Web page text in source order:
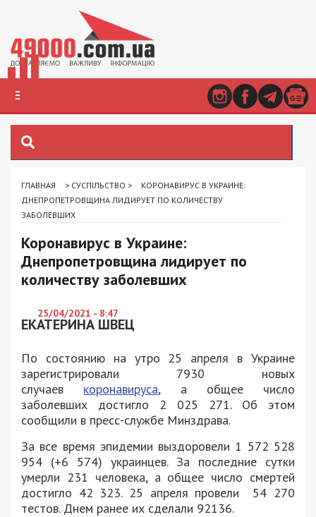
ГЛАВНАЯ > СУСПІЛЬСТВО >
КОРОНАВИРУС В УКРАИНЕ:
ДНЕПРОПЕТРОВЩИНА ЛИДИРУЕТ ПО КОЛИЧЕСТВУ
ЗАБОЛЕВШИХ
Коронавирус в Украине:
Днепропетровщина лидирует по
количеству заболевших
25/04/2021 - 8:47
ЕКАТЕРИНА ШВЕЦ
По состоянию на утро 25 апреля в Украине
зарегистрировали 7930 новых
случаев коронавируса, а общее число
заболевших достигло 2 025 271. Об этом
сообщили в пресс-службе Минздрава.
За все время эпидемии выздоровели 1 572 528
954 (+6 574) украинцев. За последние сутки
умерли 231 человека, а общее число смертей
достигло 42 323. 25 апреля провели 54 270
тестов. Днем ранее их сделали 92136.